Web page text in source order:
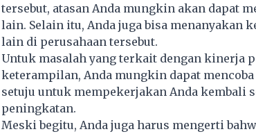
tersebut, atasan Anda mungkin akan dapat
lain. Selain itu, Anda juga bisa menanyakan
lain di perusahaan tersebut.
Untuk masalah yang terkait dengan kinerja
keterampilan, Anda mungkin dapat
setuju untuk mempekerjakan Anda kembali
peningkatan.
Meski begitu, Anda juga harus mengerti